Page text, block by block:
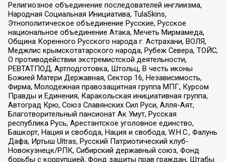
Религиозное объединение последователей инглиизма,
Народная Социальная Инициатива, TulaSkins,
Этнополитическое объединение Русские, Русское
национальное объединение Атака, Мечеть Мирмамеда,
Община Коренного Русского народа г. Астрахани, ВОЛЯ,
Меджлис крымскотатарского народа, Рубеж Севера, ТОЙС,
О противодействии экстремистской деятельности,
РЕВТАТПОД, Артподготовка, Штольц, В честь иконы
Божией Матери Державная, Сектор 16, Независимость,
Фирма, Молодежная правозащитная группа МПГ, Курсом
Правды и Единения, Каракольская инициативная группа,
Автоград Крю, Союз Славянских Сил Руси, Алля-Аят,
Благотворительный пансионат Ак Умут, Русская
республика Русь, Арестантское уголовное единство,
Башкорт, Нация и свобода, Нация и свобода, W.H.С., Фалунь
Дафа, Иртыш Ultras, Русский Патриотический клуб-
Новокузнецк/РПК, Сибирский державный союз, Фонд
борьбы с коррупцией, Фонд защиты прав граждан, Штабы